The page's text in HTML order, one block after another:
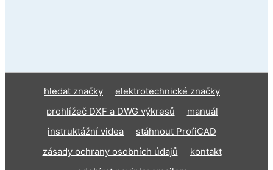
hledat značky
elektrotechnické značky
prohlížeč DXF a DWG výkresů
manuál
instruktážní videa
stáhnout ProfiCAD
zásady ochrany osobních údajů
kontakt